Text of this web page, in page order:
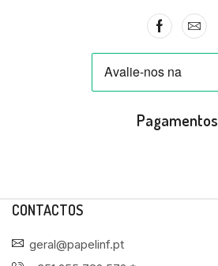
Pagamentos
CONTACTOS
geral@papelinf.pt